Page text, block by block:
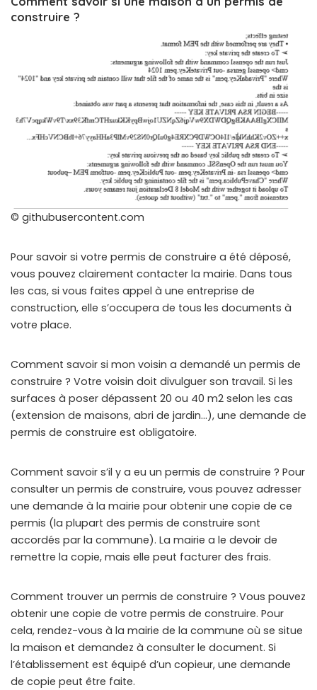
construire ?
© githubusercontent.com
Pour savoir si votre permis de construire a été déposé,
vous pouvez clairement contacter la mairie. Dans tous
les cas, si vous faites appel à une entreprise de
construction, elle s’occupera de tous les documents à
votre place.
Comment savoir si mon voisin a demandé un permis de
construire ? Votre voisin doit divulguer son travail. Si les
surfaces à poser dépassent 20 ou 40 m2 selon les cas
(extension de maisons, abri de jardin…), une demande de
permis de construire est obligatoire.
Comment savoir s’il y a eu un permis de construire ? Pour
consulter un permis de construire, vous pouvez adresser
une demande à la mairie pour obtenir une copie de ce
permis (la plupart des permis de construire sont
accordés par la commune). La mairie a le devoir de
remettre la copie, mais elle peut facturer des frais.
Comment trouver un permis de construire ? Vous pouvez
obtenir une copie de votre permis de construire. Pour
cela, rendez-vous à la mairie de la commune où se situe
la maison et demandez à consulter le document. Si
l’établissement est équipé d’un copieur, une demande
de copie peut être faite.